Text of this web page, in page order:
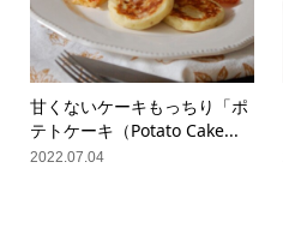
甘くないケーキもっちり「ポ
テトケーキ（Potato Cake...
2022.07.04